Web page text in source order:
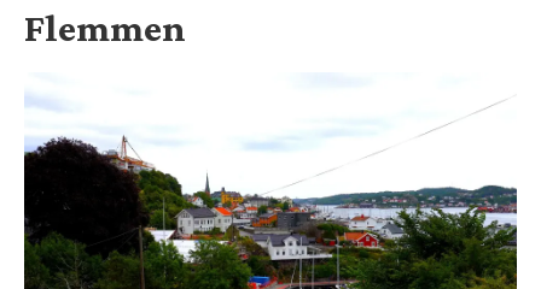
Flemmen